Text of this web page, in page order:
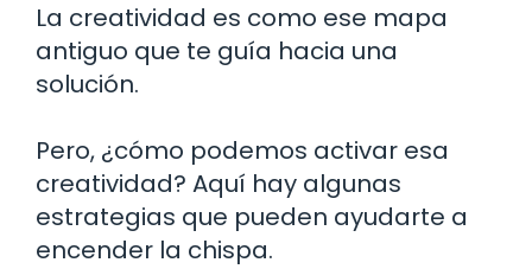
La creatividad es como ese mapa
antiguo que te guía hacia una
solución.
Pero, ¿cómo podemos activar esa
creatividad? Aquí hay algunas
estrategias que pueden ayudarte a
encender la chispa.